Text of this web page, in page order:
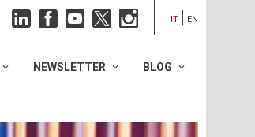
IT EN
NEWSLETTER BLOG